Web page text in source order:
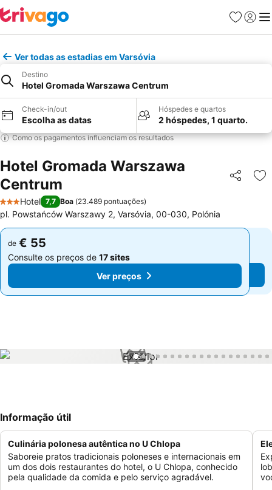
Favoritos
Iniciar
Ver todas as estadias em Varsóvia
Destino
Hotel Gromada Warszawa Centrum
Check-in/out
Escolha as datas
Hóspedes e quartos
2 hóspedes, 1 quarto.
Como os pagamentos influenciam os resultados
Hotel Gromada Warszawa
Centrum
Partilhar
3 Estrelas
Hotel 7,7 Boa (23.489 pontuações)
pl. Powstańców Warszawy 2, Varsóvia, 00-030, Polónia
de € 55
Consulte os preços de 17 sites
Ver preços
de € 55
Consulte os preços de 17 sites
Ver preços
1 / 64
Informação útil
Culinária polonesa autêntica no U Chlopa
Saboreie pratos tradicionais poloneses e internacionais em
um dos dois restaurantes do hotel, o U Chlopa, conhecido
pela qualidade da comida e pelo serviço agradável.